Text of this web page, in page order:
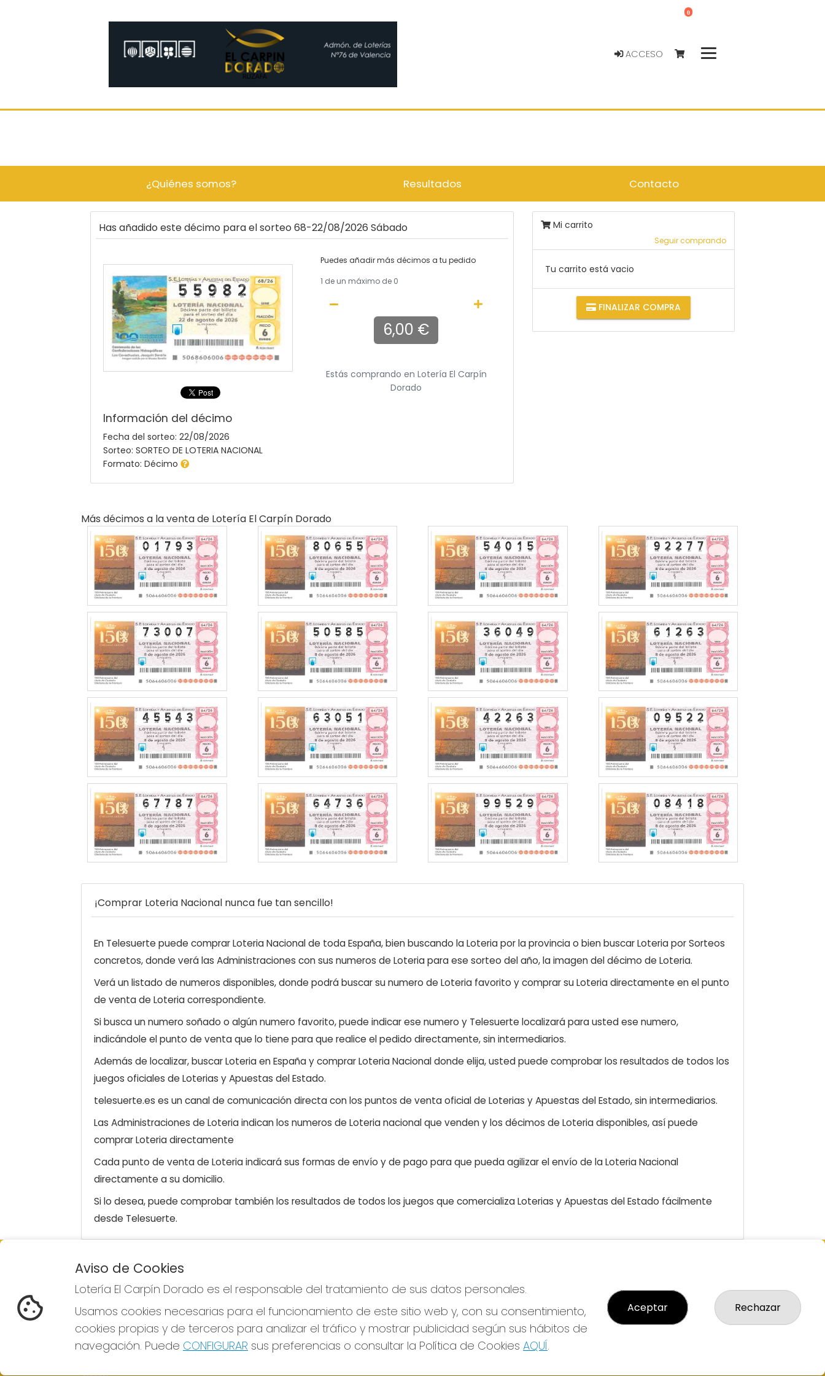
ACCESO
0
¿Quiénes somos? Resultados Contacto
Has añadido este décimo para el sorteo 68-22/08/2026 Sábado
Información del décimo
Fecha del sorteo: 22/08/2026
Sorteo: SORTEO DE LOTERIA NACIONAL
Formato: Décimo
Puedes añadir más décimos a tu pedido
1 de un máximo de 0
6,00 €
Estás comprando en Lotería El Carpín
Dorado
Mi carrito
Seguir comprando
Tu carrito está vacio
FINALIZAR COMPRA
Más décimos a la venta de Lotería El Carpín Dorado
¡Comprar Loteria Nacional nunca fue tan sencillo!
En Telesuerte puede comprar Loteria Nacional de toda España, bien buscando la Loteria por la provincia o bien buscar Loteria por Sorteos
concretos, donde verá las Administraciones con sus numeros de Loteria para ese sorteo del año, la imagen del décimo de Loteria.
Verá un listado de numeros disponibles, donde podrá buscar su numero de Loteria favorito y comprar su Loteria directamente en el punto
de venta de Loteria correspondiente.
Si busca un numero soñado o algún numero favorito, puede indicar ese numero y Telesuerte localizará para usted ese numero,
indicándole el punto de venta que lo tiene para que realice el pedido directamente, sin intermediarios.
Además de localizar, buscar Loteria en España y comprar Loteria Nacional donde elija, usted puede comprobar los resultados de todos los
juegos oficiales de Loterias y Apuestas del Estado.
telesuerte.es es un canal de comunicación directa con los puntos de venta oficial de Loterias y Apuestas del Estado, sin intermediarios.
Las Administraciones de Loteria indican los numeros de Loteria nacional que venden y los décimos de Loteria disponibles, así puede
comprar Loteria directamente
Cada punto de venta de Loteria indicará sus formas de envío y de pago para que pueda agilizar el envío de la Loteria Nacional
directamente a su domicilio.
Si lo desea, puede comprobar también los resultados de todos los juegos que comercializa Loterias y Apuestas del Estado fácilmente
desde Telesuerte.
LOTERÍA EL CARPÍN DORADO
¿Quiénes somos?
Resultados
Contacto
Empresas
Peñas
ADMINISTRACION DE LOTERIAS Nº76-VALENCIA
Clica aquí para contactar por WhatsApp
676642156
Política de Privacidad
Política de Cookies
Condiciones de Compra
Tienda de Lotería Nacional
Aviso de Cookies
Lotería El Carpín Dorado es el responsable del tratamiento de sus datos personales.
Usamos cookies necesarias para el funcionamiento de este sitio web y, con su consentimiento,
cookies propias y de terceros para analizar el tráfico y mostrar publicidad según sus hábitos de
navegación. Puede CONFIGURAR sus preferencias o consultar la Política de Cookies AQUÍ.
Aceptar Rechazar